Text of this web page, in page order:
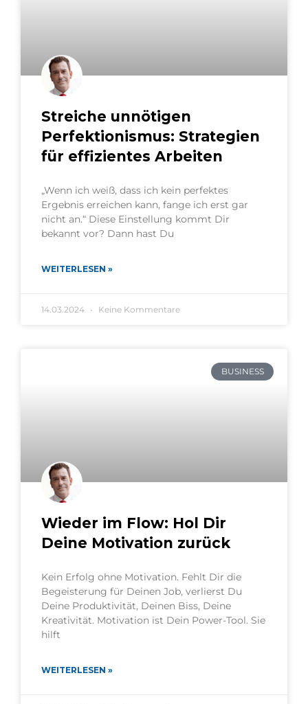
Streiche unnötigen
Perfektionismus: Strategien
für effizientes Arbeiten
„Wenn ich weiß, dass ich kein perfektes
Ergebnis erreichen kann, fange ich erst gar
nicht an.“ Diese Einstellung kommt Dir
bekannt vor? Dann hast Du
WEITERLESEN »
14.03.2024 Keine Kommentare
BUSINESS
Wieder im Flow: Hol Dir
Deine Motivation zurück
Kein Erfolg ohne Motivation. Fehlt Dir die
Begeisterung für Deinen Job, verlierst Du
Deine Produktivität, Deinen Biss, Deine
Kreativität. Motivation ist Dein Power-Tool. Sie
hilft
WEITERLESEN »